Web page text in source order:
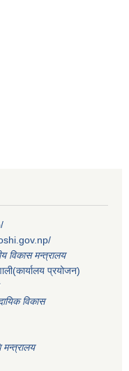
विकास मन्त्रालय
प्रयोजन)
विकास
मन्त्रालय